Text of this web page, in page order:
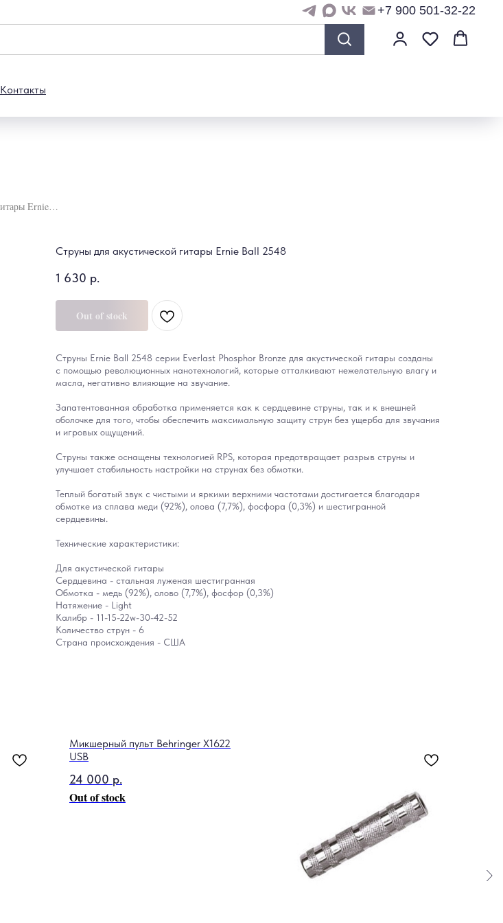
Контакты
+7 900 501-32-22
Струны для акустической гитары Ernie Ball 2548
Струны для акустической гитары Ernie Ball 2548
1 630 р.
Out of stock
Струны Ernie Ball 2548 серии Everlast Phosphor Bronze для акустической гитары созданы
с помощью революционных нанотехнологий, которые отталкивают нежелательную влагу и
масла, негативно влияющие на звучание.
Запатентованная обработка применяется как к сердцевине струны, так и к внешней
оболочке для того, чтобы обеспечить максимальную защиту струн без ущерба для звучания
и игровых ощущений.
Струны также оснащены технологией RPS, которая предотвращает разрыв струны и
улучшает стабильность настройки на струнах без обмотки.
Теплый богатый звук с чистыми и яркими верхними частотами достигается благодаря
обмотке из сплава меди (92%), олова (7,7%), фосфора (0,3%) и шестигранной
сердцевины.
Технические характеристики:
Для акустической гитары
Сердцевина - стальная луженая шестигранная
Обмотка - медь (92%), олово (7,7%), фосфор (0,3%)
Натяжение - Light
Калибр - 11-15-22w-30-42-52
Количество струн - 6
Страна происхождения - США
Микшерный пульт Behringer X1622
USB
24 000 р.
Out of stock